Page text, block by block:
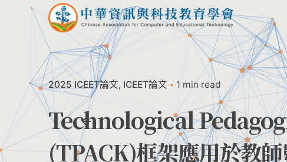
2025 ICEET論文 ICEET論文 1 min read
Technological
(TPACK)框架應用於教